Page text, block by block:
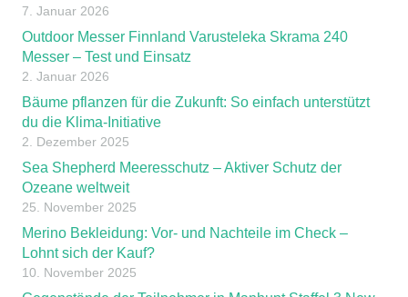
7. Januar 2026
Outdoor Messer Finnland Varusteleka Skrama 240
Messer – Test und Einsatz
2. Januar 2026
Bäume pflanzen für die Zukunft: So einfach unterstützt
du die Klima-Initiative
2. Dezember 2025
Sea Shepherd Meeresschutz – Aktiver Schutz der
Ozeane weltweit
25. November 2025
Merino Bekleidung: Vor- und Nachteile im Check –
Lohnt sich der Kauf?
10. November 2025